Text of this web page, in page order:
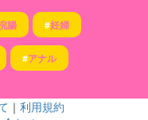
腸 #妊婦
#アナル
｜ 利用規約